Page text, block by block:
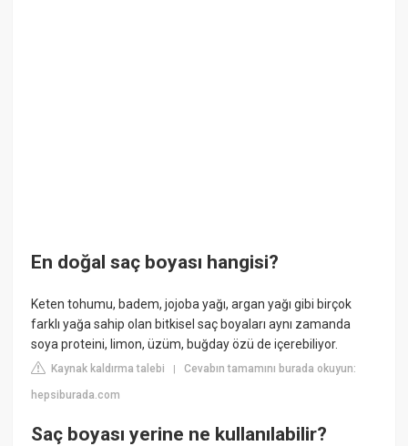
En doğal saç boyası hangisi?
Keten tohumu, badem, jojoba yağı, argan yağı gibi birçok
farklı yağa sahip olan bitkisel saç boyaları aynı zamanda
soya proteini, limon, üzüm, buğday özü de içerebiliyor.
Kaynak kaldırma talebi |Cevabın tamamını burada okuyun:
hepsiburada.com
Saç boyası yerine ne kullanılabilir?